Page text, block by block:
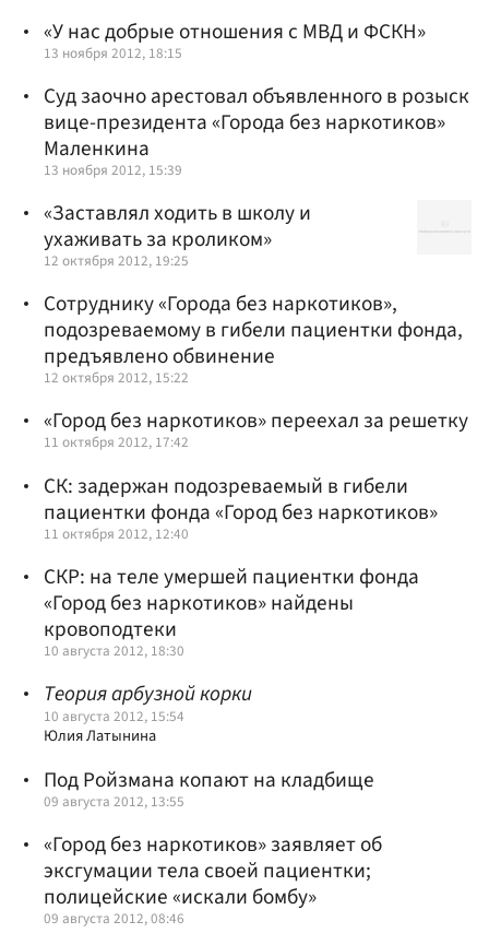
«У нас добрые отношения с МВД и ФСКН»
13 ноября 2012, 18:15
Суд заочно арестовал объявленного в розыск
вице-президента «Города без наркотиков»
Маленкина
13 ноября 2012, 15:39
«Заставлял ходить в школу и
ухаживать за кроликом»
12 октября 2012, 19:25
Сотруднику «Города без наркотиков»,
подозреваемому в гибели пациентки фонда,
предъявлено обвинение
12 октября 2012, 15:22
«Город без наркотиков» переехал за решетку
11 октября 2012, 17:42
СК: задержан подозреваемый в гибели
пациентки фонда «Город без наркотиков»
11 октября 2012, 12:40
СКР: на теле умершей пациентки фонда
«Город без наркотиков» найдены
кровоподтеки
10 августа 2012, 18:30
Теория арбузной корки
10 августа 2012, 15:54
Юлия Латынина
Под Ройзмана копают на кладбище
09 августа 2012, 13:55
«Город без наркотиков» заявляет об
эксгумации тела своей пациентки;
полицейские «искали бомбу»
09 августа 2012, 08:46